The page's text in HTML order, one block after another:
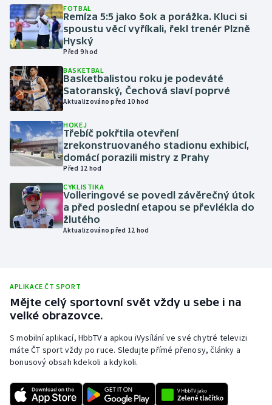
Judo
Krasobruslení
Lezení
Lyže a snowboard
Moderní pětiboj
Motorsport
Olympijské hry
Parasport
Ragby
Rychlostní kanoistika
Short track
FOTBAL
Remíza 5:5 jako šok a porážka. Kluci si
spoustu věcí vyříkali, řekl trenér Plzně
Hyský
Před 9 hod
BASKETBAL
Basketbalistou roku je podeváté
Satoranský, Čechová slaví poprvé
Aktualizováno před 10 hod
HOKEJ
Třebíč pokřtila otevření
zrekonstruovaného stadionu exhibicí,
domácí porazili mistry z Prahy
Před 12 hod
CYKLISTIKA
Volleringové se povedl závěrečný útok
a před poslední etapou se převlékla do
žlutého
Aktualizováno před 12 hod
APLIKACE ČT SPORT
Mějte celý sportovní svět vždy u sebe i na
velké obrazovce.
S mobilní aplikací, HbbTV a apkou iVysílání ve své chytré televizi
máte ČT sport vždy po ruce. Sledujte přímé přenosy, články a
bonusový obsah kdekoli a kdykoli.